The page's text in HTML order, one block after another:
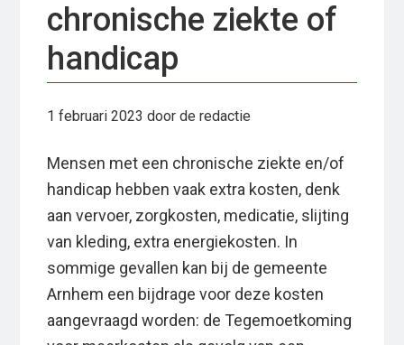
chronische ziekte of
handicap
1 februari 2023 door de redactie
Mensen met een chronische ziekte en/of
handicap hebben vaak extra kosten, denk
aan vervoer, zorgkosten, medicatie, slijting
van kleding, extra energiekosten. In
sommige gevallen kan bij de gemeente
Arnhem een bijdrage voor deze kosten
aangevraagd worden: de Tegemoetkoming